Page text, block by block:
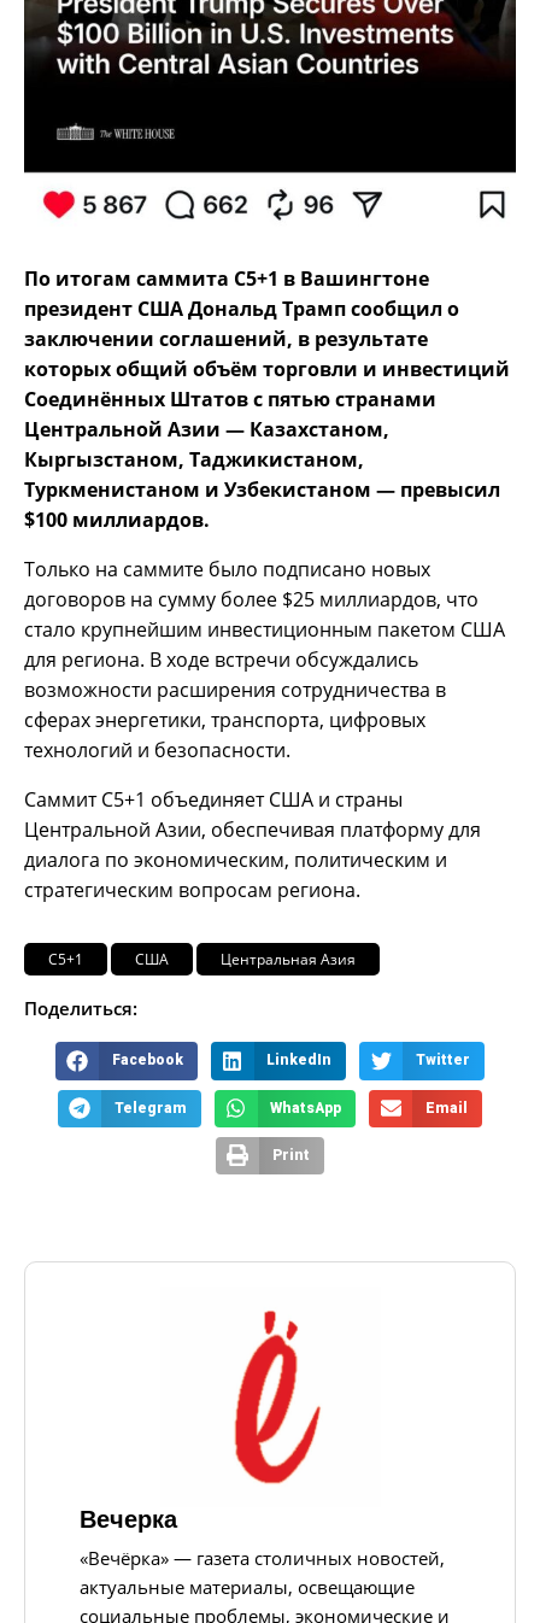
По итогам саммита C5+1 в Вашингтоне
президент США Дональд Трамп сообщил о
заключении соглашений, в результате
которых общий объём торговли и инвестиций
Соединённых Штатов с пятью странами
Центральной Азии — Казахстаном,
Кыргызстаном, Таджикистаном,
Туркменистаном и Узбекистаном — превысил
$100 миллиардов.
Только на саммите было подписано новых
договоров на сумму более $25 миллиардов, что
стало крупнейшим инвестиционным пакетом США
для региона. В ходе встречи обсуждались
возможности расширения сотрудничества в
сферах энергетики, транспорта, цифровых
технологий и безопасности.
Саммит C5+1 объединяет США и страны
Центральной Азии, обеспечивая платформу для
диалога по экономическим, политическим и
стратегическим вопросам региона.
C5+1 США Центральная Азия
Поделиться:
Facebook LinkedIn Twitter
Telegram WhatsApp Email
Print
Вечерка
«Вечёрка» — газета столичных новостей,
актуальные материалы, освещающие
социальные проблемы, экономические и